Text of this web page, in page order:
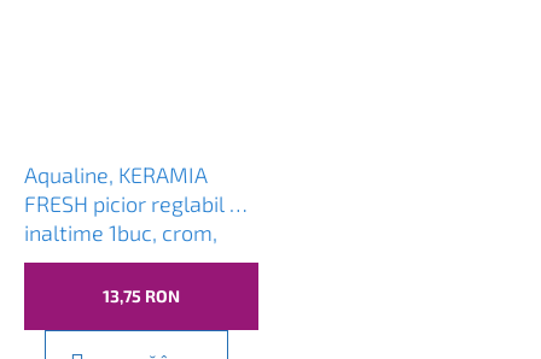
Aqualine, KERAMIA
FRESH picior reglabil pe
inaltime 1buc, crom,
10077
13,75 RON